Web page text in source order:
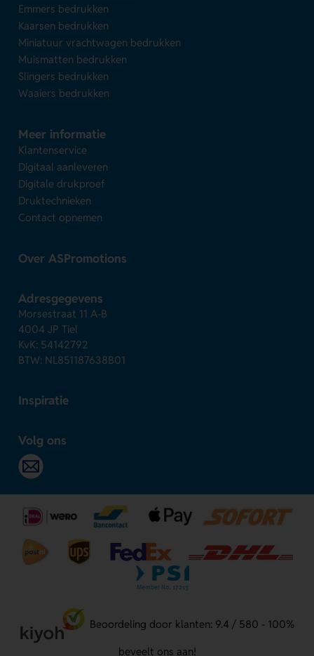
Emmers bedrukken
Kaarsen bedrukken
Miniatuur vrachtwagen bedrukken
Muismatten bedrukken
Slingers bedrukken
Waaiers bedrukken
Meer informatie
Klantenservice
Digitaal aanleveren
Digitale drukproef
Druktechnieken
Contact opnemen
Over ASPromotions
Adresgegevens
Morsestraat 11 A-B
4004 JP Tiel
KvK: 54142792
BTW: NL851187638B01
Inspiratie
Volg ons
Beoordeling door klanten: 9.4 / 580 - 100%
beveelt ons aan!